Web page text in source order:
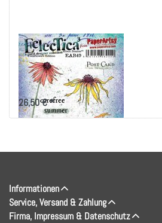
E³ Alison Bomber 49
- Coneflowers
Edition
26,50 € *
Informationen
Service, Versand & Zahlung
Firma, Impressum & Datenschutz